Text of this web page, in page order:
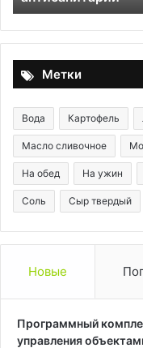
на
кухне,
которые
лидируют
по
Метки
Вода Картофель
Масло сливочное
На обед На ужин
Соль Сыр твердый
Новые
Программный
управления